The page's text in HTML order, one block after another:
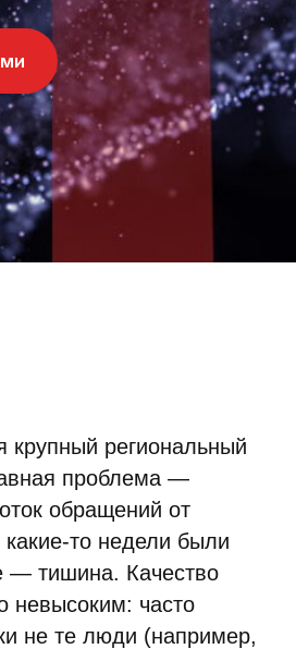
крупный региональный
проблема —
обращений от
какие-то недели были
— тишина. Качество
невысоким: часто
не те люди (например,